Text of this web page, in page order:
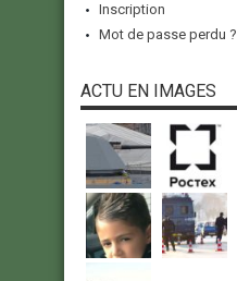
Inscription
Mot de passe perdu ?
ACTU EN IMAGES